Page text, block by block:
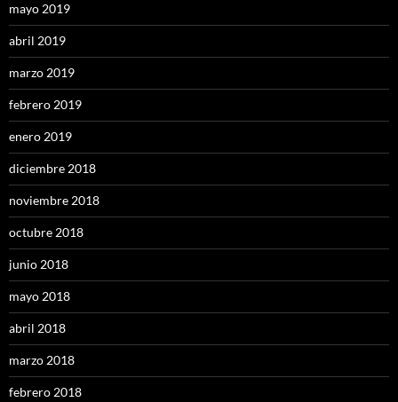
mayo 2019
abril 2019
marzo 2019
febrero 2019
enero 2019
diciembre 2018
noviembre 2018
octubre 2018
junio 2018
mayo 2018
abril 2018
marzo 2018
febrero 2018